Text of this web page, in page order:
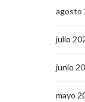
agosto
julio
junio
mayo